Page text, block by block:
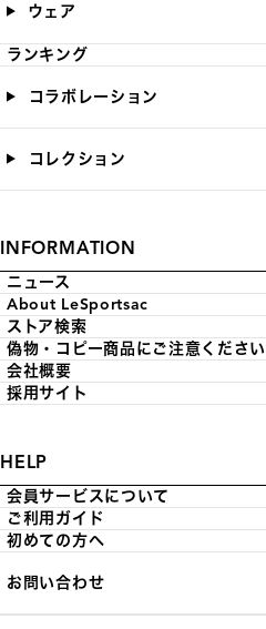
ウェア
ランキング
コラボレーション
コレクション
INFORMATION
ニュース
About LeSportsac
ストア検索
偽物・コピー商品にご注意ください
会社概要
採用サイト
HELP
会員サービスについて
ご利用ガイド
初めての方へ
お問い合わせ